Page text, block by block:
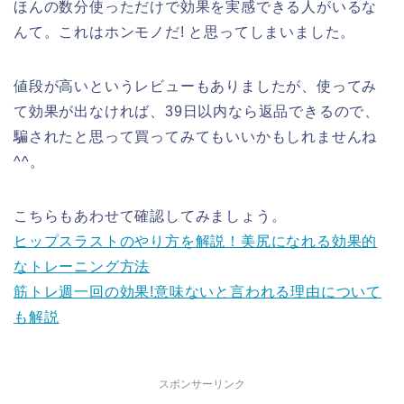
ほんの数分使っただけで効果を実感できる人がいるな
んて。これはホンモノだ! と思ってしまいました。
値段が高いというレビューもありましたが、使ってみ
て効果が出なければ、39日以内なら返品できるので、
騙されたと思って買ってみてもいいかもしれませんね
^^。
こちらもあわせて確認してみましょう。
ヒップスラストのやり方を解説！美尻になれる効果的
なトレーニング方法
筋トレ週一回の効果!意味ないと言われる理由について
も解説
スポンサーリンク